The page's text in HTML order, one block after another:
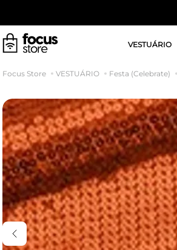
VESTUÁRIO
VESTUÁRIO Festa (Celebrate)